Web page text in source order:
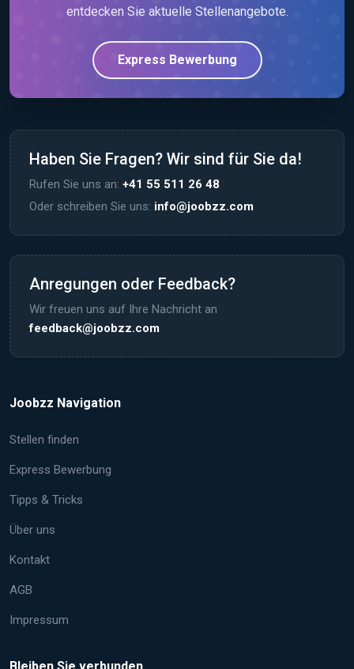
entdecken Sie aktuelle Stellenangebote.
Express Bewerbung
Haben Sie Fragen? Wir sind für Sie da!
Rufen Sie uns an: +41 55 511 26 48
Oder schreiben Sie uns: info@joobzz.com
Anregungen oder Feedback?
Wir freuen uns auf Ihre Nachricht an
feedback@joobzz.com
Joobzz Navigation
Stellen finden
Express Bewerbung
Tipps & Tricks
Über uns
Kontakt
AGB
Impressum